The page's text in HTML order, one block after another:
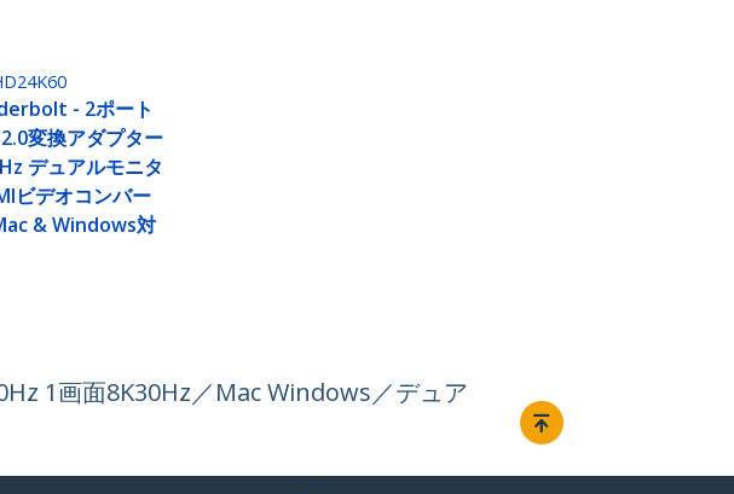
- 2ポート
変換アダプター
デュアルモニタ
ビデオコンバー
& Windows対
1画面8K30Hz／Mac Windows／デュア